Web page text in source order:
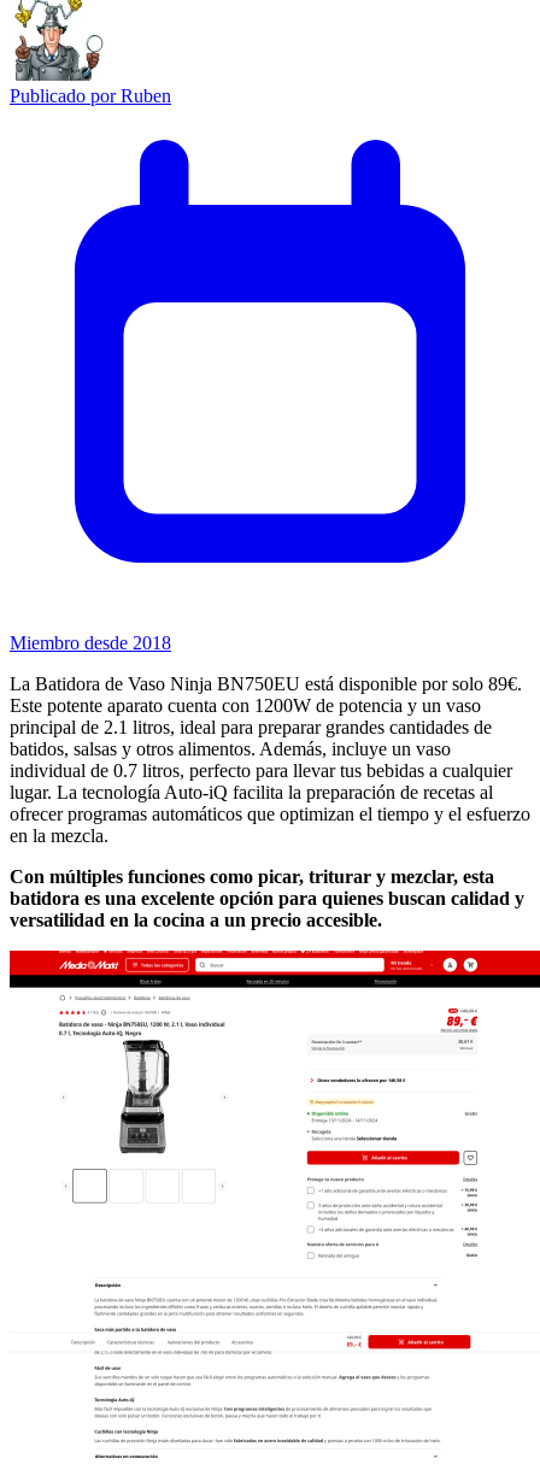
Publicado porRuben
Miembro desde 2018
La Batidora de Vaso Ninja BN750EU está disponible por solo 89€.
Este potente aparato cuenta con 1200W de potencia y un vaso
principal de 2.1 litros, ideal para preparar grandes cantidades de
batidos, salsas y otros alimentos. Además, incluye un vaso
individual de 0.7 litros, perfecto para llevar tus bebidas a cualquier
lugar. La tecnología Auto-iQ facilita la preparación de recetas al
ofrecer programas automáticos que optimizan el tiempo y el esfuerzo
en la mezcla.
Con múltiples funciones como picar, triturar y mezclar, esta
batidora es una excelente opción para quienes buscan calidad y
versatilidad en la cocina a un precio accesible.